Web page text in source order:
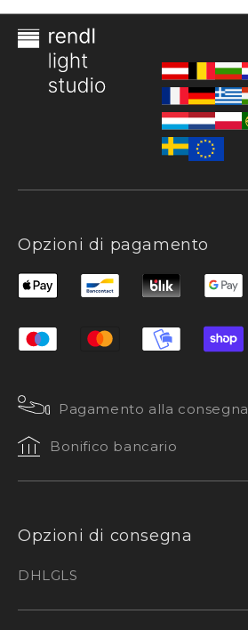
Opzioni di pagamento
Pagamento alla consegna
Bonifico bancario
Opzioni di consegna
DHLGLS